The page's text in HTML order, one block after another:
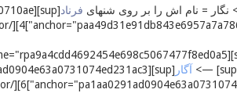
= نام اش را بر روی شنهای فرناد
آگار